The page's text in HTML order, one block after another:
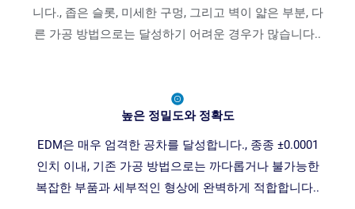
니다., 좁은 슬롯, 미세한 구멍, 그리고 벽이 얇은 부분, 다
른 가공 방법으로는 달성하기 어려운 경우가 많습니다..
높은 정밀도와 정확도
EDM은 매우 엄격한 공차를 달성합니다., 종종 ±0.0001
인치 이내, 기존 가공 방법으로는 까다롭거나 불가능한
복잡한 부품과 세부적인 형상에 완벽하게 적합합니다..